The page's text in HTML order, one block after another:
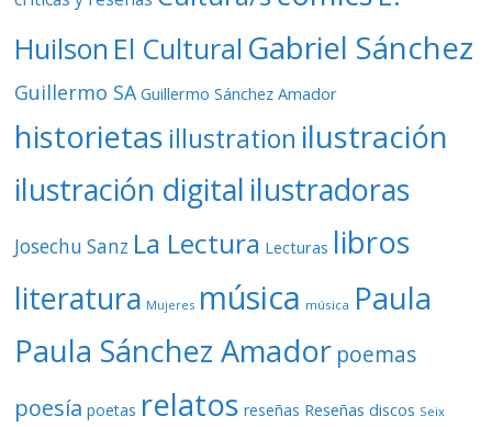
Huilson El Cultural Gabriel Sánchez
Guillermo SA Guillermo Sánchez Amador
historietas illustration ilustración
ilustración digital ilustradoras
Josechu Sanz La Lectura Lecturas libros
literatura Mujeres música música Paula
Paula Sánchez Amador poemas
poesía poetas relatos reseñas Reseñas discos Seix